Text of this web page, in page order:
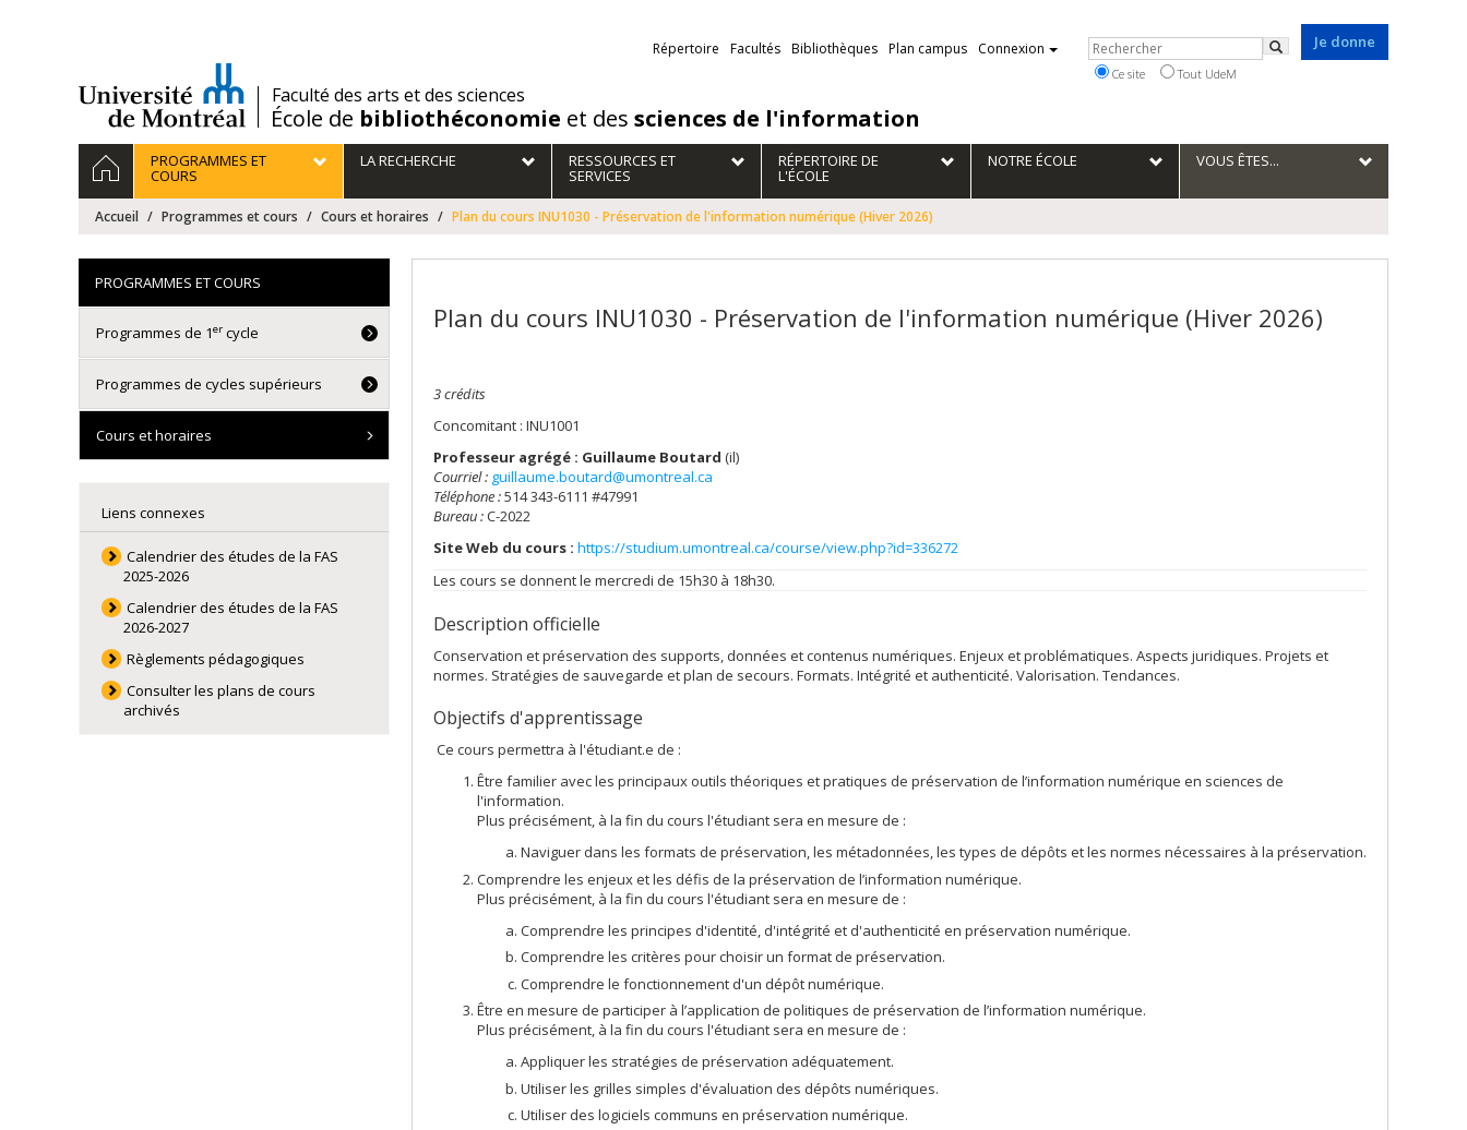
/Faculté des arts et des sciences
École de bibliothéconomie et des sciences de l'information
Je donne
Liens
externes
Répertoire Facultés Bibliothèques Plan campus Connexion Rechercher
Rechercher
Ce site Tout UdeM
Navigation
principale
ACCUEILPROGRAMMES ET
COURS
LA RECHERCHE RESSOURCES ET
SERVICES
RÉPERTOIRE DE
L'ÉCOLE
NOTRE ÉCOLE VOUS ÊTES...
Accueil Programmes et cours Cours et horaires Plan du cours INU1030 - Préservation de l'information numérique (Hiver 2026)
Plan du cours INU1030 - Préservation de l'information numérique (Hiver 2026)
3 crédits
Concomitant : INU1001
Professeur agrégé : Guillaume Boutard (il)
Courriel : guillaume.boutard@umontreal.ca
Téléphone :514 343-6111 #47991
Bureau :C-2022
Site Web du cours : https://studium.umontreal.ca/course/view.php?id=336272
Les cours se donnent le mercredi de 15h30 à 18h30.
Description officielle
Conservation et préservation des supports, données et contenus numériques. Enjeux et problématiques. Aspects juridiques. Projets et
normes. Stratégies de sauvegarde et plan de secours. Formats. Intégrité et authenticité. Valorisation. Tendances.
Objectifs d'apprentissage
Ce cours permettra à l'étudiant.e de :
Être familier avec les principaux outils théoriques et pratiques de préservation de l’information numérique en sciences de
l'information.
Plus précisément, à la fin du cours l'étudiant sera en mesure de :
Naviguer dans les formats de préservation, les métadonnées, les types de dépôts et les normes nécessaires à la préservation.
Comprendre les enjeux et les défis de la préservation de l’information numérique.
Plus précisément, à la fin du cours l'étudiant sera en mesure de :
Comprendre les principes d'identité, d'intégrité et d'authenticité en préservation numérique.
Comprendre les critères pour choisir un format de préservation.
Comprendre le fonctionnement d'un dépôt numérique.
Être en mesure de participer à l’application de politiques de préservation de l’information numérique.
Plus précisément, à la fin du cours l'étudiant sera en mesure de :
Appliquer les stratégies de préservation adéquatement.
Utiliser les grilles simples d'évaluation des dépôts numériques.
Utiliser des logiciels communs en préservation numérique.
PROGRAMMES ET COURS
Programmes de 1er cycle
Programmes de cycles supérieurs
Cours et horaires
Liens connexes
Calendrier des études de la FAS
2025-2026
Calendrier des études de la FAS
2026-2027
Règlements pédagogiques
Consulter les plans de cours
archivés